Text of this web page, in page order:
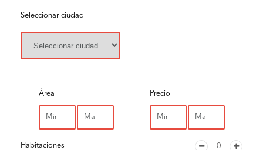
Seleccionar ciudad
Área Precio
Habitaciones